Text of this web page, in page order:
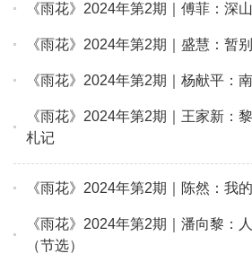
《雨花》2024年第2期｜傅菲：深
《雨花》2024年第2期｜盛慧：暂别
《雨花》2024年第2期｜杨献平：
《雨花》2024年第2期｜王家新
札记
《雨花》2024年第2期｜陈然：我
《雨花》2024年第2期｜潘向黎：
（节选）